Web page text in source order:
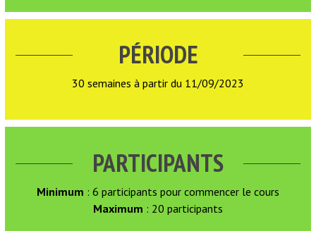
PÉRIODE
30 semaines à partir du 11/09/2023
PARTICIPANTS
Minimum : 6 participants pour commencer le cours
Maximum : 20 participants